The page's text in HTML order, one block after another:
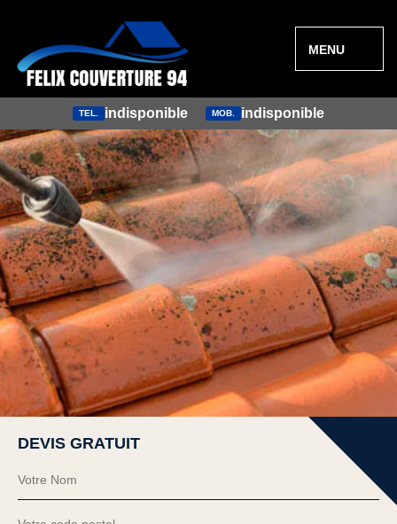
MENU
TEL. indisponible MOB. indisponible
DEVIS GRATUIT